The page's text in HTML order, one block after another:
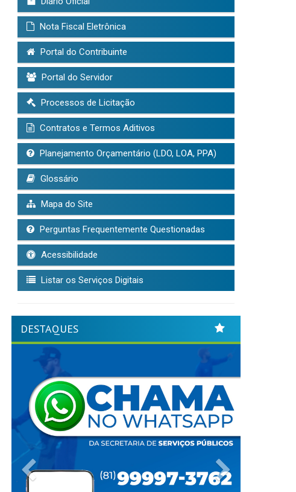
Nota Fiscal Eletrônica
Portal do Contribuinte
Portal do Servidor
Processos de Licitação
Contratos e Termos Aditivos
Planejamento Orçamentário (LDO, LOA, PPA)
Glossário
Mapa do Site
Perguntas Frequentemente Questionadas
Acessibilidade
Listar os Serviços Digitais
DESTAQUES
Previous